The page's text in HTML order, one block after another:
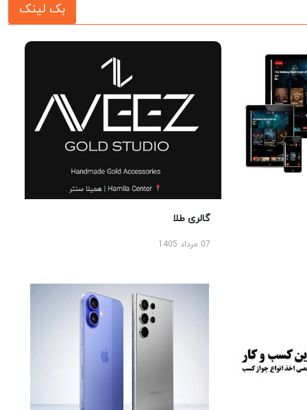
بک لینک
گالری طلا
07 مرداد 1405